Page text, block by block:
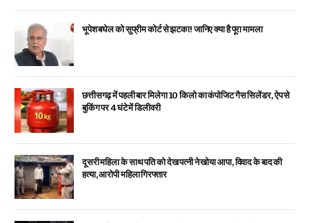
भूपेश बघेल को सुप्रीम कोर्ट से झटका! जानिए क्या है पूरा मामला
छत्तीसगढ़ में पहली बार मिलेगा 10 किलो का कंपोजिट गैस सिलेंडर, ऐप से
बुकिंग पर 4 घंटे में डिलीवरी
दूसरी महिला के साथ पति को देख पत्नी ने खोया आपा, विवाद के बाद की
हत्या, आरोपी महिला गिरफ्तार